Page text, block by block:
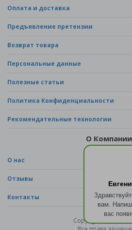
вам.
вас
Оплата и доставка
Предъявление претензии
Возврат товара
Персональные данные
Полезные статьи
Политика Конфиденциальности
Рекомендательные технологии
О Компании
О нас
Отзывы
Контакты
Copyright © 2026 -